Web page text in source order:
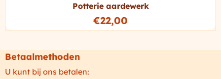
Potterie aardewerk
€22,00
Betaalmethoden
U kunt bij ons betalen: